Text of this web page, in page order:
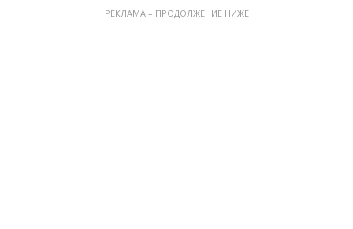
РЕКЛАМА – ПРОДОЛЖЕНИЕ НИЖЕ